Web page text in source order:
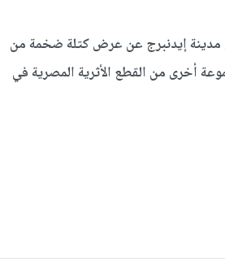
مدينة إيدنبرج عن عرض كتلة ضخمة من
أخرى من القطع الأثرية المصرية في